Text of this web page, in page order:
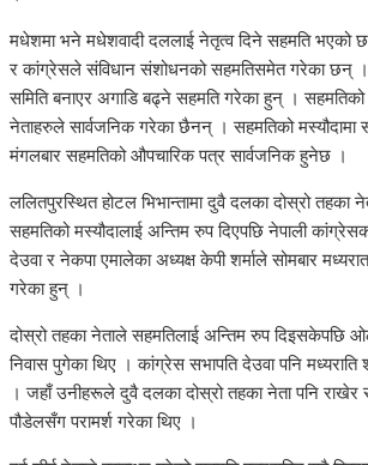
मधेशमा भने मधेशवादी दललाई नेतृत्व दिने सहमति भएको
र कांग्रेसले संविधान संशोधनको सहमतिसमेत गरेका छन्
समिति बनाएर अगाडि बढ्ने सहमति गरेका हुन् ।
नेताहरुले सार्वजनिक गरेका छैनन् । सहमतिको मस्यौदामा
मंगलबार सहमतिको औपचारिक पत्र सार्वजनिक हुनेछ ।
ललितपुरस्थित होटल भिभान्तामा दुवै दलका दोस्रो तहका
सहमतिको मस्यौदालाई अन्तिम रुप दिएपछि नेपाली
देउवा र नेकपा एमालेका अध्यक्ष केपी शर्माले सोमबार
गरेका हुन् ।
दोस्रो तहका नेताले सहमतिलाई अन्तिम रुप दिइसकेपछि
निवास पुगेका थिए । कांग्रेस सभापति देउवा पनि मध्यराति
। जहाँ उनीहरूले दुवै दलका दोस्रो तहका नेता पनि राखेर
पौडेलसँग परामर्श गरेका थिए ।